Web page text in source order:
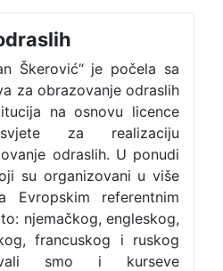
Škerović“ je počela sa
za obrazovanje odraslih
na osnovu licence
za realizaciju
odraslih. U ponudi
su organizovani u više
referentnim
njemačkog, engleskog,
francuskog i ruskog
smo i kurseve